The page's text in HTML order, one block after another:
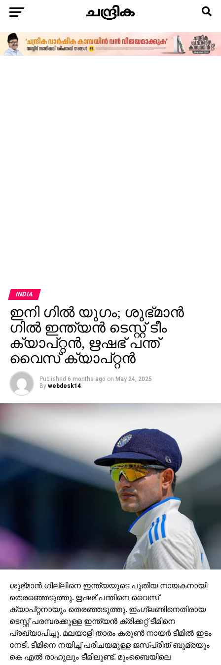
INDIA
ഇനി ഗില്‍ യുഗം; ശുഭ്മാന്‍
ഗില്‍ ഇന്ത്യന്‍ ടെസ്റ്റ് ടീം
ക്യാപ്റ്റന്‍, ഋഷഭ് പന്ത്
വൈസ് ക്യാപ്റ്റന്‍
Published 6 months ago on May 24, 2025
By webdesk14
ശുഭ്മാന്‍ ഗില്ലിനെ ഇന്ത്യയുടെ പുതിയ നായകനായി
തെരഞ്ഞെടുത്തു. ഋഷഭ് പന്തിനെ വൈസ്
ക്യാപ്റ്റനായും തെരഞ്ഞടുത്തു. ഇംഗ്ലണ്ടിനെതിരായ
ടെസ്റ്റ് പരമ്പരക്കുള്ള ഇന്ത്യൻ ക്രിക്കറ്റ് ടീമിനെ
പ്രഖ്യാപിച്ചു. മലയാളി താരം കരുൺ നായർ ടീമിൽ ഇടം
നേടി. ടീമിനെ നയിച്ച് പരിചയമുള്ള ജസ്പ്രീത് ബുമ്രയും
കെ എൽ രാഹുലും ടീമിലുണ്ട്. മുംബൈയിലെ